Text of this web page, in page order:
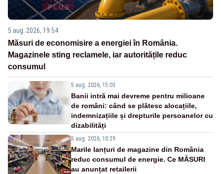
5 aug. 2026, 19:54
Măsuri de economisire a energiei în România.
Magazinele sting reclamele, iar autoritățile reduc
consumul
5 aug. 2026, 15:03
Banii intră mai devreme pentru milioane
de români: când se plătesc alocațiile,
indemnizațiile și drepturile persoanelor cu
dizabilități
5 aug. 2026, 10:29
Marile lanțuri de magazine din România
reduc consumul de energie. Ce MĂSURI
au anunțat retailerii